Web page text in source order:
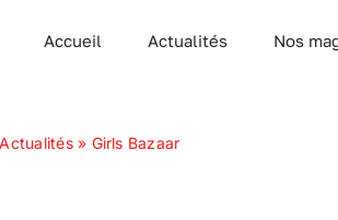
Accueil Actualités Nos
Actualités» Girls Bazaar